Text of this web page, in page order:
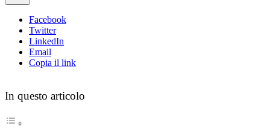
Facebook
Twitter
LinkedIn
Email
Copia il link
In questo articolo